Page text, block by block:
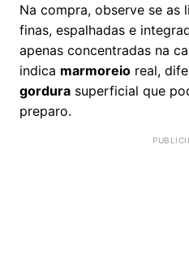
Na compra, observe se as
finas, espalhadas e
apenas concentradas na
indica marmoreio real,
gordura superficial que
preparo.